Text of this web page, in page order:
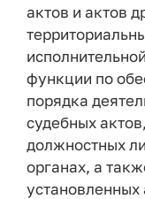
актов и актов
функции по
порядка
судебных
должностных
органах, а
установленных